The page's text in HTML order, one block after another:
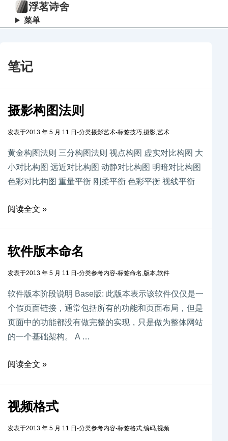
浮茗诗舍
菜单
笔记
摄影构图法则
发表于2013 年 5 月 11 日 -分类摄影艺术-标签技巧,摄影,艺术
黄金构图法则 三分构图法则 视点构图 虚实对比构图 大
小对比构图 远近对比构图 动静对比构图 明暗对比构图
色彩对比构图 重量平衡 刚柔平衡 色彩平衡 视线平衡
阅读全文 »
软件版本命名
发表于2013 年 5 月 11 日 -分类参考内容-标签命名 ,版本,软件
软件版本阶段说明 Base版: 此版本表示该软件仅仅是一
个假页面链接，通常包括所有的功能和页面布局，但是
页面中的功能都没有做完整的实现，只是做为整体网站
的一个基础架构。 A …
阅读全文 »
视频格式
发表于2013 年 5 月 11 日 -分类参考内容-标签格式,编码,视频